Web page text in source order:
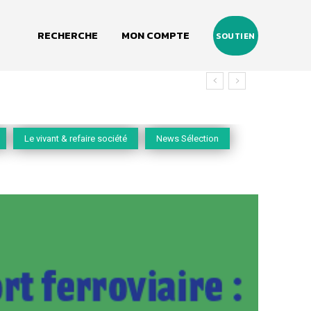
RECHERCHE MON COMPTE SOUTIEN
Le vivant & refaire société News Sélection